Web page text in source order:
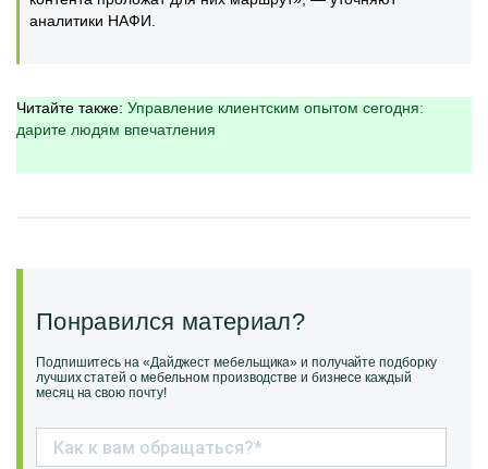
аналитики НАФИ.
Читайте также: Управление клиентским опытом сегодня:
дарите людям впечатления
Понравился материал?
Подпишитесь на «Дайджест мебельщика» и получайте подборку
лучших статей о мебельном производстве и бизнесе каждый
месяц на свою почту!